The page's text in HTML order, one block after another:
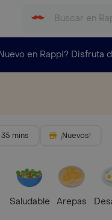
en Rappi? Disfruta
35 mins ¡Nuevos!
Saludable Arepas